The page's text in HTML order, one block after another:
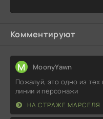
Комментируют
M MoonyYawn
Пожалуй, это одно из
линии и персонажи
НА СТРАЖЕ МАРСЕЛЯ